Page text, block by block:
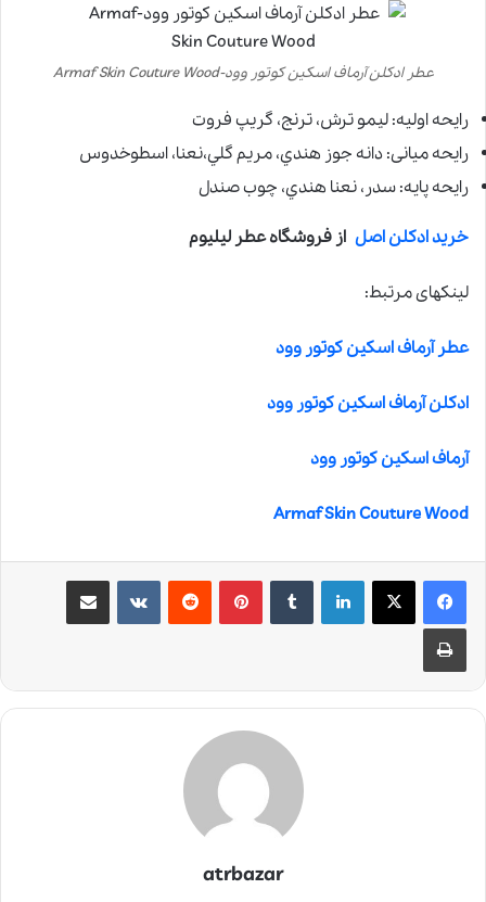
عطر ادکلن آرماف اسکین کوتور وود-Armaf Skin Couture Wood
رایحه اولیه: ليمو ترش، ترنج، گريپ فروت
رایحه میانی: دانه جوز هندي، مريم گلي،نعنا، اسطوخدوس
رایحه پایه: سدر، نعنا هندي، چوب صندل
خرید ادکلن اصل از فروشگاه عطر لیلیوم
لینکهای مرتبط:
عطر آرماف اسکین کوتور وود
ادکلن آرماف اسکین کوتور وود
آرماف اسکین کوتور وود
Armaf Skin Couture Wood
لینکدین ‫تامبلر ‫پین‌ترست‫رددیت ‫VKontakteاشتراک گذاری از طریق ایمیل
چاپ
atrbazar